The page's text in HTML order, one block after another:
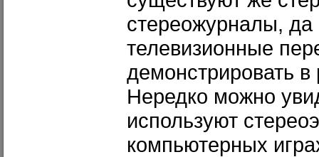
стереожурналы, да
телевизионные
демонстрировать
Нередко можно
используют
компьютерных